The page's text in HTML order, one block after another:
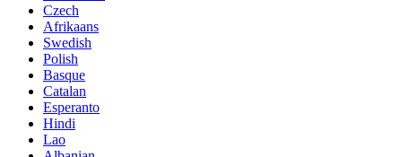
Czech
Afrikaans
Swedish
Polish
Basque
Catalan
Esperanto
Hindi
Lao